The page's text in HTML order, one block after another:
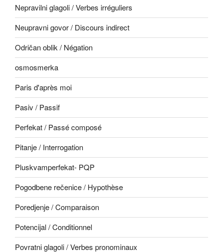
Nepravilni glagoli / Verbes irréguliers
Neupravni govor / Discours indirect
Odričan oblik / Négation
osmosmerka
Paris d'après moi
Pasiv / Passif
Perfekat / Passé composé
Pitanje / Interrogation
Pluskvamperfekat- PQP
Pogodbene rečenice / Hypothèse
Poredjenje / Comparaison
Potencijal / Conditionnel
Povratni glagoli / Verbes pronominaux